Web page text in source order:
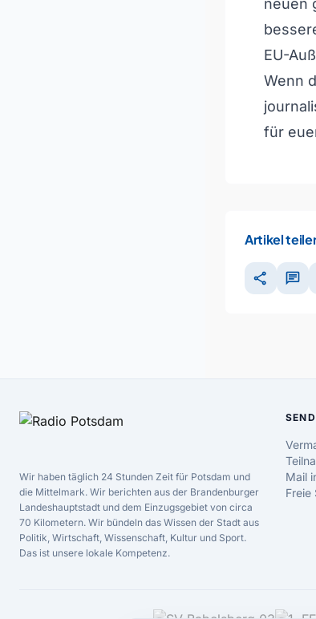
neuen
EU-
Wenn
für
Artikel
share chat
Wir haben täglich 24 Stunden Zeit für Potsdam und
die Mittelmark. Wir berichten aus der Brandenburger
Landeshauptstadt und dem Einzugsgebiet von circa
70 Kilometern. Wir bündeln das Wissen der Stadt aus
Politik, Wirtschaft, Wissenschaft, Kultur und Sport.
Das ist unsere lokale Kompetenz.
Mail
Freie